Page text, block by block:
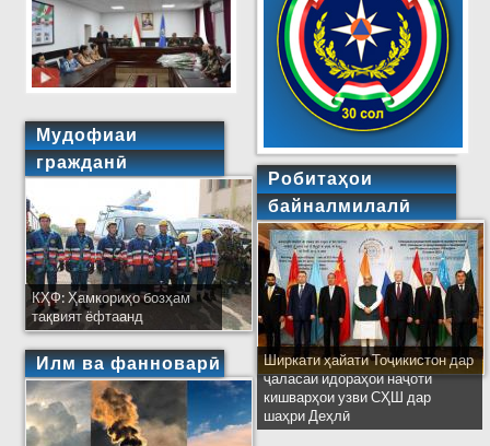
Мудофиаи
гражданӣ
КҲФ: Ҳамкориҳо бозҳам
тақвият ёфтаанд
Илм ва фанноварӣ
Робитаҳои
байналмилалӣ
Ширкати ҳайати Тоҷикистон дар
ҷаласаи идораҳои наҷоти
кишварҳои узви СҲШ дар
шаҳри Деҳлӣ